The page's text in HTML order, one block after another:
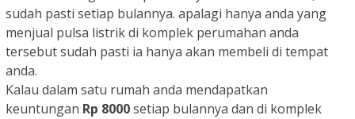
sudah pasti setiap bulannya. apalagi hanya anda yang
menjual pulsa listrik di komplek perumahan anda
tersebut sudah pasti ia hanya akan membeli di tempat
anda.
Kalau dalam satu rumah anda mendapatkan
keuntungan Rp 8000setiap bulannya dan di komplek